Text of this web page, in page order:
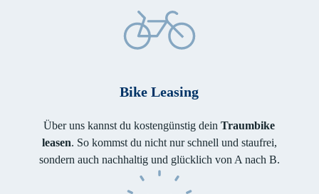
Bike Leasing
Über uns kannst du kostengünstig deinTraumbike
leasen. So kommst du nicht nur schnell und staufrei,
sondern auch nachhaltig und glücklich von A nach B.